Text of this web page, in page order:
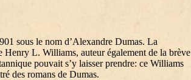
sous le nom d’Alexandre Dumas. La
Henry L. Williams, auteur également de la brève
pouvait s’y laisser prendre: ce Williams
des romans de Dumas.